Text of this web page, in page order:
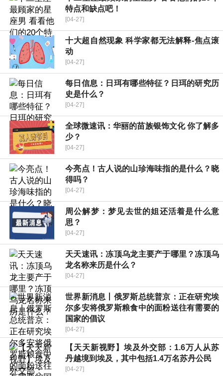
特点和缺点吧！
[04-27]
十大超自然现象 科学家都无法解释-焦点滚
动
[04-27]
每日信息：日珥有哪些特征？日珥的研究历
史是什么？
[04-27]
全球微速讯：华丽的苗族银饰文化 你了解多
少？
[04-27]
今亮点！古人说的山珍海味指的是什么？晓
得吗？
[04-27]
周公解梦：梦见去世的姐还活着是什么意
思？
[04-27]
天天速讯：冻顶乌龙主要产于哪里？冻顶乌
龙名称来历是什么？
[04-27]
世界新消息丨俄罗斯总统普京：正在研究埃
尔多安将俄罗斯粮食中的面粉送往有需要的
国家的倡议
[04-27]
【天天新视野】埃及外交部：1.6万人从苏
丹越境到埃及，其中包括1.4万名苏丹公民
[04-27]